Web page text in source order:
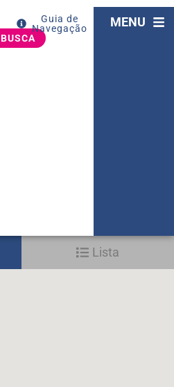
BUSCA
Guia de
Navegação
MENU
Lista